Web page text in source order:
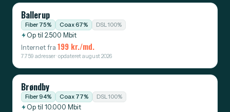
Ballerup
Fiber 75% Coax 67% DSL 100%
Op til 2.500 Mbit
Internet fra 199 kr./md.
7.759 adresser · opdateret august 2026
Brøndby
Fiber 94% Coax 77% DSL 100%
Op til 10.000 Mbit